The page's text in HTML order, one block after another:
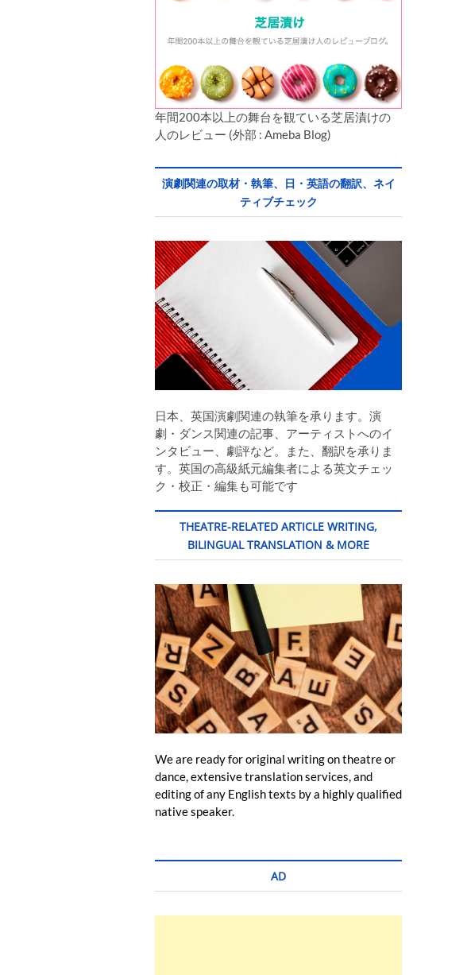
年間200本以上の舞台を観ている芝居漬けの
人のレビュー (外部 : Ameba Blog)
演劇関連の取材・執筆、日・英語の翻訳、ネイ
ティブチェック
日本、英国演劇関連の執筆を承ります。演
劇・ダンス関連の記事、アーティストへのイ
ンタビュー、劇評など。また、翻訳を承りま
す。英国の高級紙元編集者による英文チェッ
ク・校正・編集も可能です
THEATRE-RELATED ARTICLE WRITING,
BILINGUAL TRANSLATION & MORE
We are ready for original writing on theatre or
dance, extensive translation services, and
editing of any English texts by a highly qualified
native speaker.
AD